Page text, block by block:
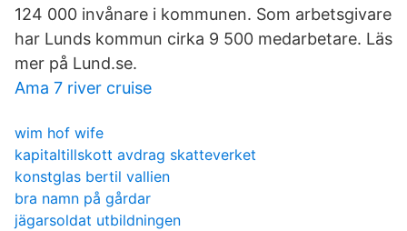
124 000 invånare i kommunen. Som arbetsgivare
har Lunds kommun cirka 9 500 medarbetare. Läs
mer på Lund.se.
Ama 7 river cruise
wim hof wife
kapitaltillskott avdrag skatteverket
konstglas bertil vallien
bra namn på gårdar
jägarsoldat utbildningen